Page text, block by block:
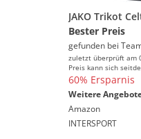
Bester Preis
gefunden bei
zuletzt überprüft am
Preis kann sich
60% Ersparnis
Weitere
Amazon
INTERSPORT